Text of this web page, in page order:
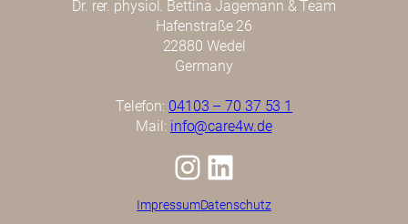
Dr. rer. physiol. Bettina Jagemann & Team
Hafenstraße 26
22880 Wedel
Germany
Telefon: 04103 – 70 37 53 1
Mail: info@care4w.de
Instagram
LinkedIn
ImpressumDatenschutz